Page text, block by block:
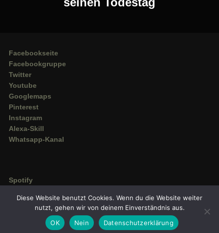
Facebookseite
Facebookgruppe
Twitter
Youtube
Googlemaps
Pinterest
Instagram
Alexa-Skill
Whatsapp-Kanal
Spotify
Amazon Music
Diese Website benutzt Cookies. Wenn du die Website weiter
nutzt, gehen wir von deinem Einverständnis aus.
OK
Nein Datenschutzerklärung